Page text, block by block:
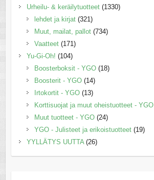
Urheilu- & keräilytuotteet (1330)
lehdet ja kirjat (321)
Muut, mailat, pallot (734)
Vaatteet (171)
Yu-Gi-Oh! (104)
Boosterboksit - YGO (18)
Boosterit - YGO (14)
Irtokortit - YGO (13)
Korttisuojat ja muut oheistuotteet - YGO
Muut tuotteet - YGO (24)
YGO - Julisteet ja erikoistuotteet (19)
YYLLÄTYS UUTTA (26)